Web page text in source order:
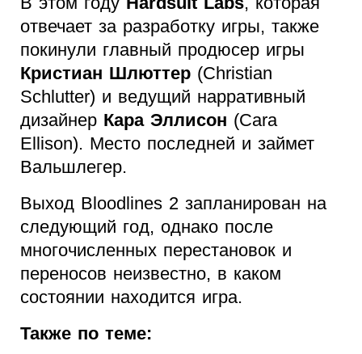
отвечает за разработку игры, также
покинули главный продюсер игры
Кристиан Шлюттер (Christian
Schlutter) и ведущий нарративный
дизайнер Кара Эллисон (Cara
Ellison). Место последней и займет
Вальшлегер.
Выход Bloodlines 2 запланирован на
следующий год, однако после
многочисленных перестановок и
переносов неизвестно, в каком
состоянии находится игра.
Также по теме: